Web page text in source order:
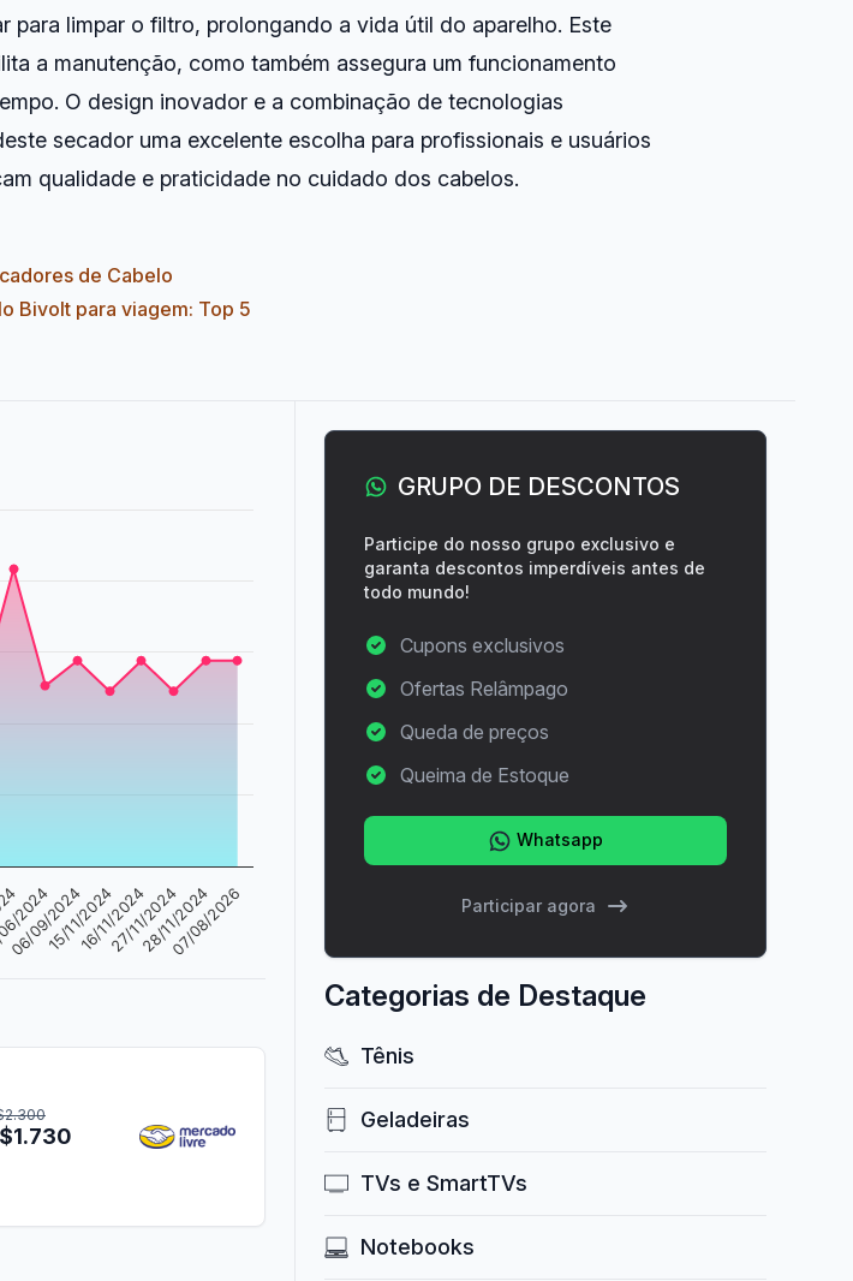
para limpar o filtro, prolongando a vida útil do aparelho. Este
a manutenção, como também assegura um funcionamento
O design inovador e a combinação de tecnologias
secador uma excelente escolha para profissionais e usuários
qualidade e praticidade no cuidado dos cabelos.
de Cabelo
Bivolt para viagem: Top 5
2024
06/09/2024
15/11/2024
16/11/2024
27/11/2024
28/11/2024
07/08/2026
GRUPO DE DESCONTOS
Participe do nosso grupo exclusivo e
garanta descontos imperdíveis antes de
todo mundo!
Cupons exclusivos
Ofertas Relâmpago
Queda de preços
Queima de Estoque
Whatsapp
Participar agora
Categorias de Destaque
Tênis
Geladeiras
TVs e SmartTVs
Notebooks